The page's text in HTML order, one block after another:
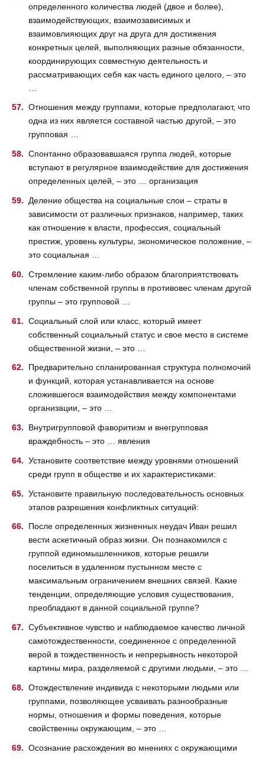
определенного количества людей (двое и более),
взаимодействующих, взаимозависимых и
взаимовлияющих друг на друга для достижения
конкретных целей, выполняющих разные обязанности,
координирующих совместную деятельность и
рассматривающих себя как часть единого целого, – это
Отношения между группами, которые предполагают, что
одна из них является составной частью другой, – это
групповая …
Спонтанно образовавшаяся группа людей, которые
вступают в регулярное взаимодействие для достижения
определенных целей, – это … организация
Деление общества на социальные слои – страты в
зависимости от различных признаков, например, таких
как отношение к власти, профессия, социальный
престиж, уровень культуры, экономическое положение, –
это социальная …
Стремление каким-либо образом благоприятствовать
членам собственной группы в противовес членам другой
группы – это групповой …
Социальный слой или класс, который имеет
собственный социальный статус и свое место в системе
общественной жизни, – это …
Предварительно спланированная структура полномочий
и функций, которая устанавливается на основе
сложившегося взаимодействия между компонентами
организации, – это …
Внутригрупповой фаворитизм и внегрупповая
враждебность – это … явления
Установите соответствие между уровнями отношений
среди групп в обществе и их характеристиками:
Установите правильную последовательность основных
этапов разрешения конфликтных ситуаций:
После определенных жизненных неудач Иван решил
вести аскетичный образ жизни. Он познакомился с
группой единомышленников, которые решили
поселиться в удаленном пустынном месте с
максимальным ограничением внешних связей. Какие
тенденции, определяющие условия существования,
преобладают в данной социальной группе?
Субъективное чувство и наблюдаемое качество личной
самотождественности, соединенное с определенной
верой в тождественность и непрерывность некоторой
картины мира, разделяемой с другими людьми, – это …
Отождествление индивида с некоторыми людьми или
группами, позволяющее усваивать разнообразные
нормы, отношения и формы поведения, которые
свойственны окружающим, – это …
Осознание расхождения во мнениях с окружающими